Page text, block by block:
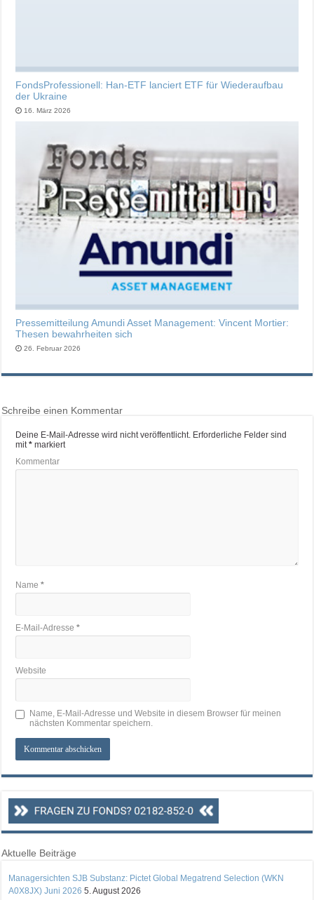
FondsProfessionell: Han-ETF lanciert ETF für Wiederaufbau
der Ukraine
16. März 2026
Pressemitteilung Amundi Asset Management: Vincent Mortier:
Thesen bewahrheiten sich
26. Februar 2026
Schreibe einen Kommentar
Deine E-Mail-Adresse wird nicht veröffentlicht. Erforderliche Felder sind
mit* markiert
Kommentar
Name*
E-Mail-Adresse*
Website
Name, E-Mail-Adresse und Website in diesem Browser für meinen
nächsten Kommentar speichern.
Aktuelle Beiträge
Managersichten SJB Substanz: Pictet Global Megatrend Selection (WKN
A0X8JX) Juni 2026 5. August 2026